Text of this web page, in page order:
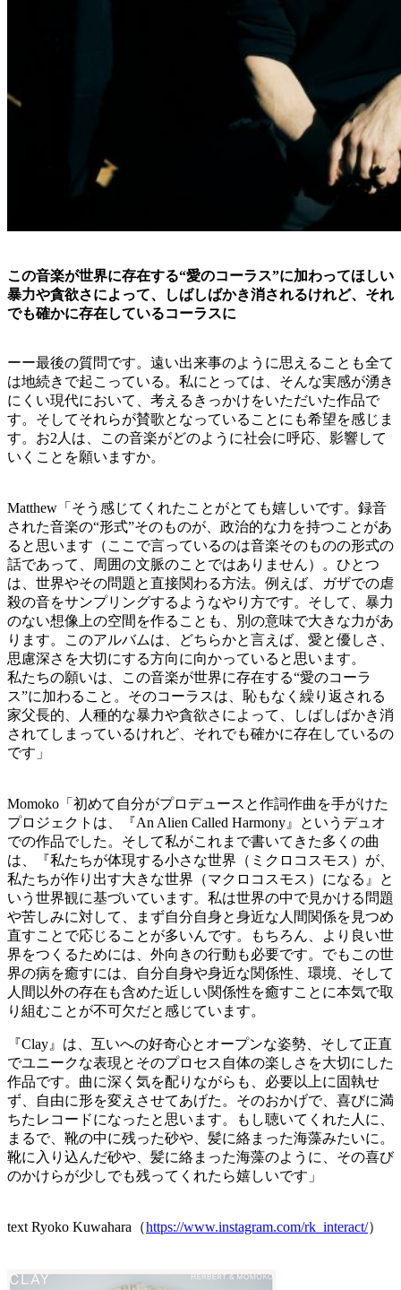
この音楽が世界に存在する“愛のコーラス”に加わってほしい
暴力や貪欲さによって、しばしばかき消されるけれど、それ
でも確かに存在しているコーラスに
ーー最後の質問です。遠い出来事のように思えることも全て
は地続きで起こっている。私にとっては、そんな実感が湧き
にくい現代において、考えるきっかけをいただいた作品で
す。そしてそれらが賛歌となっていることにも希望を感じま
す。お2人は、この音楽がどのように社会に呼応、影響して
いくことを願いますか。
Matthew「そう感じてくれたことがとても嬉しいです。録音
された音楽の“形式”そのものが、政治的な力を持つことがあ
ると思います（ここで言っているのは音楽そのものの形式の
話であって、周囲の文脈のことではありません）。ひとつ
は、世界やその問題と直接関わる方法。例えば、ガザでの虐
殺の音をサンプリングするようなやり方です。そして、暴力
のない想像上の空間を作ることも、別の意味で大きな力があ
ります。このアルバムは、どちらかと言えば、愛と優しさ、
思慮深さを大切にする方向に向かっていると思います。
私たちの願いは、この音楽が世界に存在する“愛のコーラ
ス”に加わること。そのコーラスは、恥もなく繰り返される
家父長的、人種的な暴力や貪欲さによって、しばしばかき消
されてしまっているけれど、それでも確かに存在しているの
です」
Momoko「初めて自分がプロデュースと作詞作曲を手がけた
プロジェクトは、『An Alien Called Harmony』というデュオ
での作品でした。そして私がこれまで書いてきた多くの曲
は、『私たちが体現する小さな世界（ミクロコスモス）が、
私たちが作り出す大きな世界（マクロコスモス）になる』と
いう世界観に基づいています。私は世界の中で見かける問題
や苦しみに対して、まず自分自身と身近な人間関係を見つめ
直すことで応じることが多いんです。もちろん、より良い世
界をつくるためには、外向きの行動も必要です。でもこの世
界の病を癒すには、自分自身や身近な関係性、環境、そして
人間以外の存在も含めた近しい関係性を癒すことに本気で取
り組むことが不可欠だと感じています。
『Clay』は、互いへの好奇心とオープンな姿勢、そして正直
でユニークな表現とそのプロセス自体の楽しさを大切にした
作品です。曲に深く気を配りながらも、必要以上に固執せ
ず、自由に形を変えさせてあげた。そのおかげで、喜びに満
ちたレコードになったと思います。もし聴いてくれた人に、
まるで、靴の中に残った砂や、髪に絡まった海藻みたいに。
靴に入り込んだ砂や、髪に絡まった海藻のように、その喜び
のかけらが少しでも残ってくれたら嬉しいです」
text Ryoko Kuwahara（https://www.instagram.com/rk_interact/）